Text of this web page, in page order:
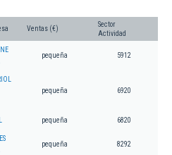
Ventas (€)
Sector
Actividad
pequeña 5912
pequeña 6920
pequeña 6820
pequeña 8292